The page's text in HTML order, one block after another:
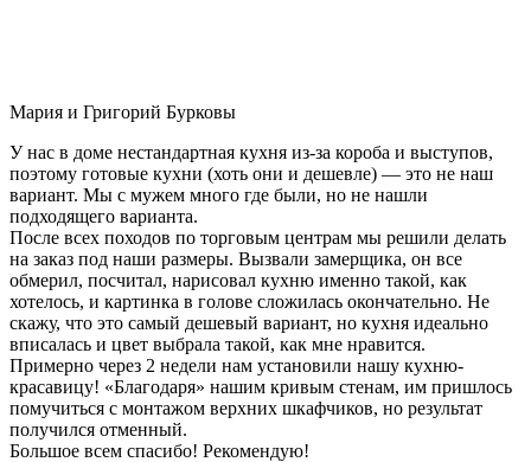
Мария и Григорий Бурковы
У нас в доме нестандартная кухня из-за короба и выступов,
поэтому готовые кухни (хоть они и дешевле) — это не наш
вариант. Мы с мужем много где были, но не нашли
подходящего варианта.
После всех походов по торговым центрам мы решили делать
на заказ под наши размеры. Вызвали замерщика, он все
обмерил, посчитал, нарисовал кухню именно такой, как
хотелось, и картинка в голове сложилась окончательно. Не
скажу, что это самый дешевый вариант, но кухня идеально
вписалась и цвет выбрала такой, как мне нравится.
Примерно через 2 недели нам установили нашу кухню-
красавицу! «Благодаря» нашим кривым стенам, им пришлось
помучиться с монтажом верхних шкафчиков, но результат
получился отменный.
Большое всем спасибо! Рекомендую!